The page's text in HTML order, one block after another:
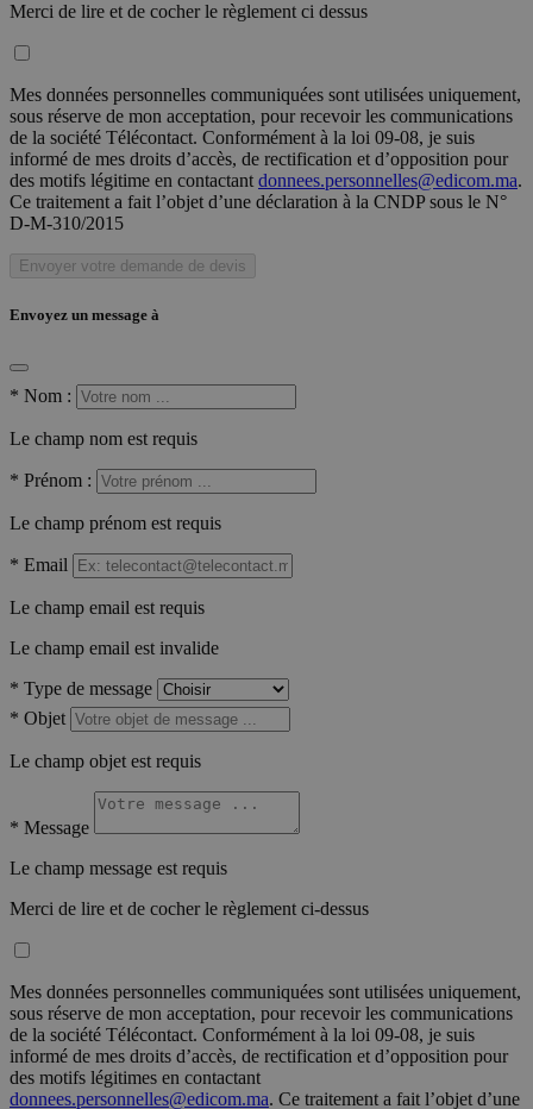
Merci de lire et de cocher le règlement ci dessus
Mes données personnelles communiquées sont utilisées uniquement,
sous réserve de mon acceptation, pour recevoir les communications
de la société Télécontact. Conformément à la loi 09-08, je suis
informé de mes droits d’accès, de rectification et d’opposition pour
des motifs légitime en contactant donnees.personnelles@edicom.ma.
Ce traitement a fait l’objet d’une déclaration à la CNDP sous le N°
D-M-310/2015
Envoyer votre demande de devis
Envoyez un message à
* Nom :
Le champ nom est requis
* Prénom :
Le champ prénom est requis
* Email
Le champ email est requis
Le champ email est invalide
* Type de message
* Objet
Le champ objet est requis
* Message
Le champ message est requis
Merci de lire et de cocher le règlement ci-dessus
Mes données personnelles communiquées sont utilisées uniquement,
sous réserve de mon acceptation, pour recevoir les communications
de la société Télécontact. Conformément à la loi 09-08, je suis
informé de mes droits d’accès, de rectification et d’opposition pour
des motifs légitimes en contactant
donnees.personnelles@edicom.ma. Ce traitement a fait l’objet d’une